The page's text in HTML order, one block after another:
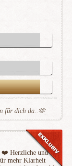
für dich da..🫶
❤️ Herzliche und
mehr Klarheit